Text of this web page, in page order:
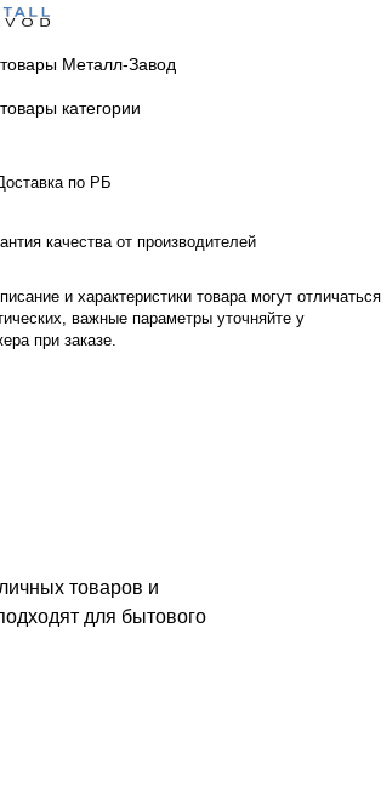
Металл-Завод
категории
по РБ
качества от производителей
и характеристики товара могут отличаться
важные параметры уточняйте у
при заказе.
товаров и
для бытового